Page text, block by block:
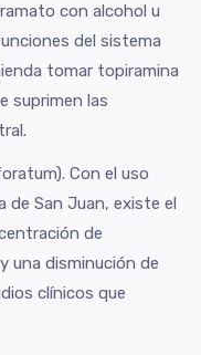
con alcohol u
del sistema
tomar topiramina
suprimen las
Con el uso
de San Juan, existe el
de
una disminución de
clínicos que